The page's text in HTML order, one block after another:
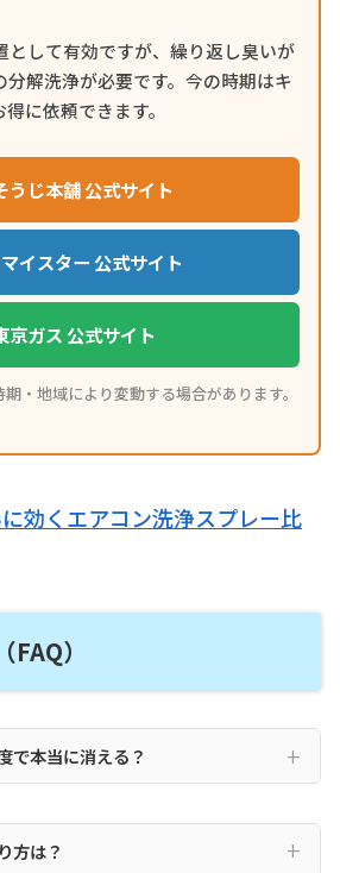
として有効ですが、繰り返し臭いが
解洗浄が必要です。今の時期はキ
に依頼できます。
うじ本舗 公式サイト
イスター 公式サイト
京ガス 公式サイト
・地域により変動する場合があります。
効くエアコン洗浄スプレー比
）
で本当に消える？
方は？